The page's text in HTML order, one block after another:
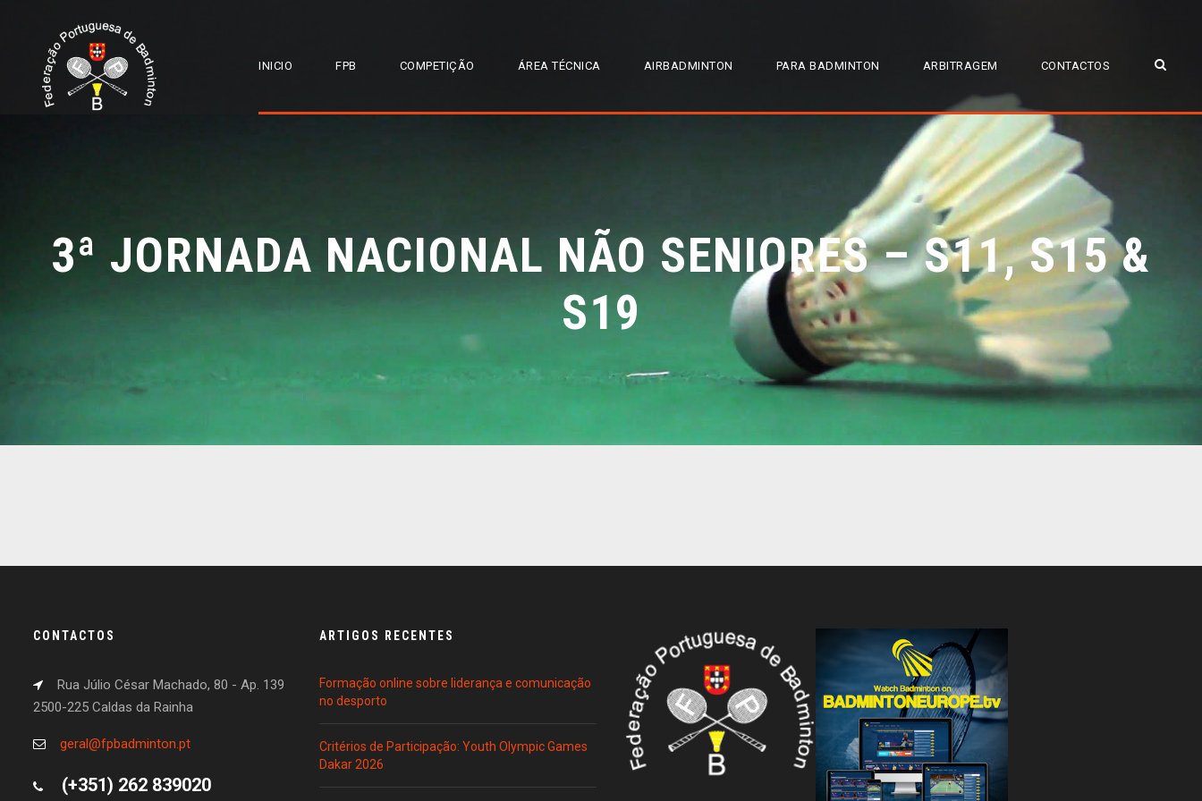
INICIO FPB COMPETIÇÃO ÁREA TÉCNICA AIRBADMINTON PARA BADMINTON ARBITRAGEM CONTACTOS
3ª JORNADA NACIONAL NÃO SENIORES – S11, S15 &
S19
CONTACTOS
Rua Júlio César Machado, 80 - Ap. 139
2500-225 Caldas da Rainha
geral@fpbadminton.pt
(+351) 262 839020
ARTIGOS RECENTES
Formação online sobre liderança e comunicação
no desporto
Critérios de Participação: Youth Olympic Games
Dakar 2026